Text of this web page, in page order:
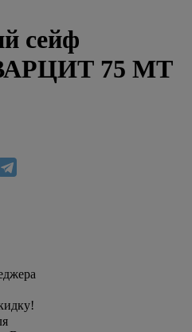
сейф
75 МТ